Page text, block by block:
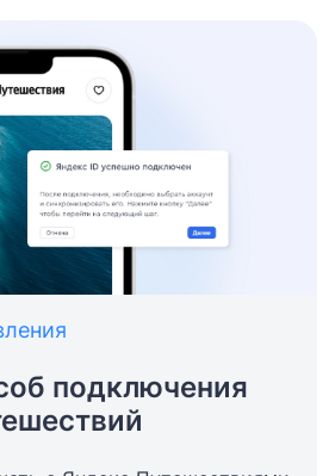
подключения